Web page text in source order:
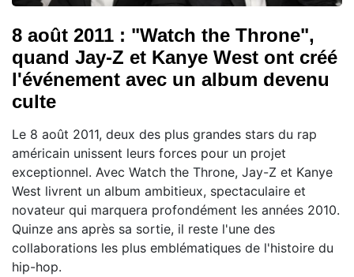
8 août 2011 : "Watch the Throne",
quand Jay-Z et Kanye West ont créé
l'événement avec un album devenu
culte
Le 8 août 2011, deux des plus grandes stars du rap
américain unissent leurs forces pour un projet
exceptionnel. Avec Watch the Throne, Jay-Z et Kanye
West livrent un album ambitieux, spectaculaire et
novateur qui marquera profondément les années 2010.
Quinze ans après sa sortie, il reste l'une des
collaborations les plus emblématiques de l'histoire du
hip-hop.